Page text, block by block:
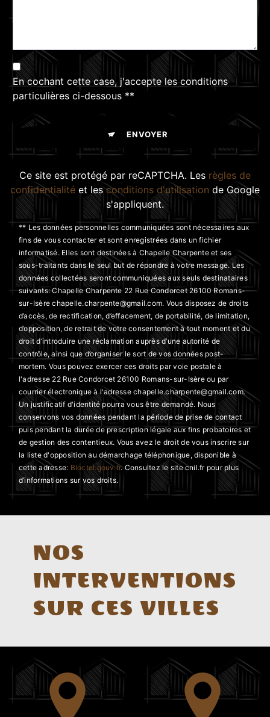
En cochant cette case, j'accepte les conditions
particulières ci-dessous **
ENVOYER
Ce site est protégé par reCAPTCHA. Les règles de
confidentialité et lesconditions d'utilisation de Google
s'appliquent.
** Les données personnelles communiquées sont nécessaires aux
fins de vous contacter et sont enregistrées dans un fichier
informatisé. Elles sont destinées à Chapelle Charpente et ses
sous-traitants dans le seul but de répondre à votre message. Les
données collectées seront communiquées aux seuls destinataires
suivants: Chapelle Charpente 22 Rue Condorcet 26100 Romans-
sur-Isère chapelle.charpente@gmail.com. Vous disposez de droits
d’accès, de rectification, d’effacement, de portabilité, de limitation,
d’opposition, de retrait de votre consentement à tout moment et du
droit d’introduire une réclamation auprès d’une autorité de
contrôle, ainsi que d’organiser le sort de vos données post-
mortem. Vous pouvez exercer ces droits par voie postale à
l'adresse 22 Rue Condorcet 26100 Romans-sur-Isère ou par
courrier électronique à l'adresse chapelle.charpente@gmail.com.
Un justificatif d'identité pourra vous être demandé. Nous
conservons vos données pendant la période de prise de contact
puis pendant la durée de prescription légale aux fins probatoires et
de gestion des contentieux. Vous avez le droit de vous inscrire sur
la liste d'opposition au démarchage téléphonique, disponible à
cette adresse: Bloctel.gouv.fr. Consultez le site cnil.fr pour plus
d’informations sur vos droits.
NOS
INTERVENTIONS
SUR CES VILLES